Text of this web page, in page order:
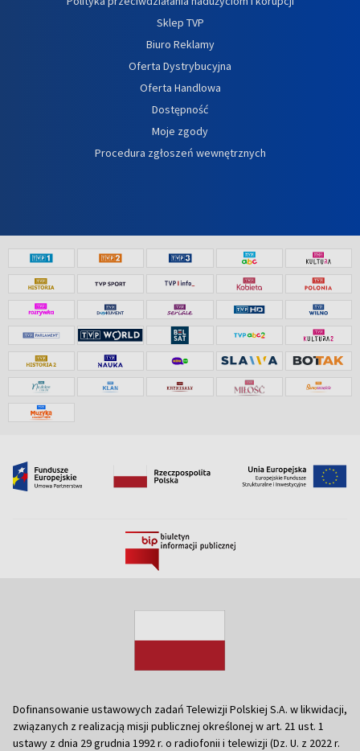
Sklep TVP
Biuro Reklamy
Oferta Dystrybucyjna
Oferta Handlowa
Dostępność
Moje zgody
Procedura zgłoszeń wewnętrznych
Dofinansowanie ustawowych zadań Telewizji Polskiej S.A. w likwidacji,
związanych z realizacją misji publicznej określonej w art. 21 ust. 1
ustawy z dnia 29 grudnia 1992 r. o radiofonii i telewizji (Dz. U. z 2022 r.